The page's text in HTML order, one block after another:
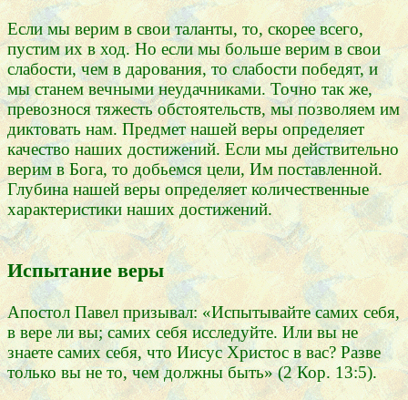
Если мы верим в свои таланты, то, скорее всего,
пустим их в ход. Но если мы больше верим в свои
слабости, чем в дарования, то слабости победят, и
мы станем вечными неудачниками. Точно так же,
превознося тяжесть обстоятельств, мы позволяем им
диктовать нам. Предмет нашей веры определяет
качество наших достижений. Если мы действительно
верим в Бога, то добьемся цели, Им поставленной.
Глубина нашей веры определяет количественные
характеристики наших достижений.
Испытание веры
Апостол Павел призывал: «Испытывайте самих себя,
в вере ли вы; самих себя исследуйте. Или вы не
знаете самих себя, что Иисус Христос в вас? Разве
только вы не то, чем должны быть» (2 Кор. 13:5).